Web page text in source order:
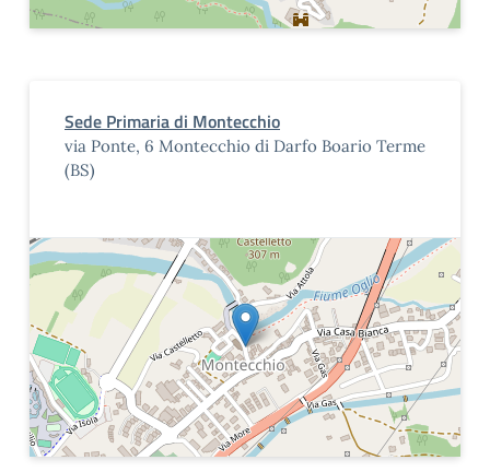
Sede Primaria di Montecchio
via Ponte, 6 Montecchio di Darfo Boario Terme
(BS)